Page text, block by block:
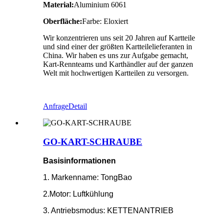
Material:Aluminium 6061
Oberfläche:Farbe: Eloxiert
Wir konzentrieren uns seit 20 Jahren auf Kartteile
und sind einer der größten Kartteilelieferanten in
China. Wir haben es uns zur Aufgabe gemacht,
Kart-Rennteams und Karthändler auf der ganzen
Welt mit hochwertigen Kartteilen zu versorgen.
AnfrageDetail
GO-KART-SCHRAUBE
Basisinformationen
1. Markenname: TongBao
2.Motor: Luftkühlung
3. Antriebsmodus: KETTENANTRIEB